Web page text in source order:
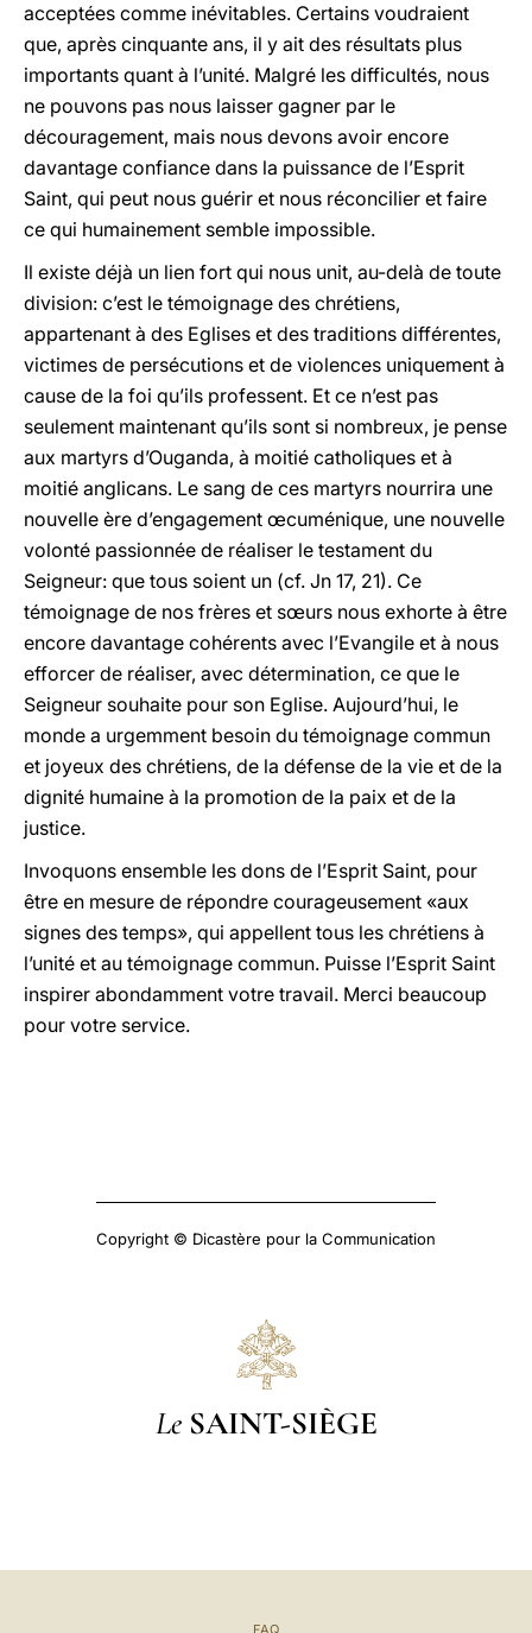
acceptées comme inévitables. Certains voudraient
que, après cinquante ans, il y ait des résultats plus
importants quant à l’unité. Malgré les difficultés, nous
ne pouvons pas nous laisser gagner par le
découragement, mais nous devons avoir encore
davantage confiance dans la puissance de l’Esprit
Saint, qui peut nous guérir et nous réconcilier et faire
ce qui humainement semble impossible.
Il existe déjà un lien fort qui nous unit, au-delà de toute
division: c’est le témoignage des chrétiens,
appartenant à des Eglises et des traditions différentes,
victimes de persécutions et de violences uniquement à
cause de la foi qu’ils professent. Et ce n’est pas
seulement maintenant qu’ils sont si nombreux, je pense
aux martyrs d’Ouganda, à moitié catholiques et à
moitié anglicans. Le sang de ces martyrs nourrira une
nouvelle ère d’engagement œcuménique, une nouvelle
volonté passionnée de réaliser le testament du
Seigneur: que tous soient un (cf. Jn 17, 21). Ce
témoignage de nos frères et sœurs nous exhorte à être
encore davantage cohérents avec l’Evangile et à nous
efforcer de réaliser, avec détermination, ce que le
Seigneur souhaite pour son Eglise. Aujourd’hui, le
monde a urgemment besoin du témoignage commun
et joyeux des chrétiens, de la défense de la vie et de la
dignité humaine à la promotion de la paix et de la
justice.
Invoquons ensemble les dons de l’Esprit Saint, pour
être en mesure de répondre courageusement «aux
signes des temps», qui appellent tous les chrétiens à
l’unité et au témoignage commun. Puisse l’Esprit Saint
inspirer abondamment votre travail. Merci beaucoup
pour votre service.
Copyright © Dicastère pour la Communication
Le SAINT-SIÈGE
FAQ